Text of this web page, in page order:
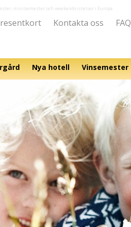
minisemester och weekendvistelser i Europa
Kontakta oss FAQ
Nya hotell Vinsemester